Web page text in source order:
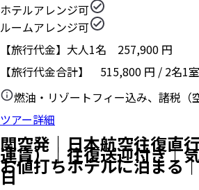
ホテルアレンジ可
ルームアレンジ可
【旅行代金】大人1名 257,900 円
【旅行代金合計】 515,800 円 / 2名1室
燃油・リゾートフィー込み、諸税（
ツアー詳細
関空発｜日本航空往復直
運賃）｜往復送迎付き｜
お値打ちホテルに泊まる
日